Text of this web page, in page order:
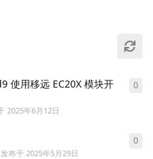
使用移远 EC20X 模块开
2025年6月12日
0
布于 2025年5月29日
0